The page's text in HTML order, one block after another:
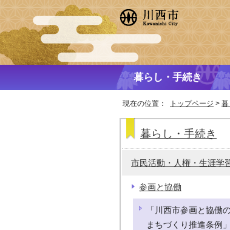
暮らし・手続き
現在の位置： トップページ > 暮
暮らし・手続き
市民活動・人権・生涯学
参画と協働
「川西市参画と協働
まちづくり推進条例」